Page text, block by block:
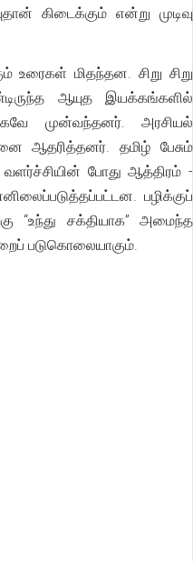
கிடைக்கும் என்று முடிவு
உரைகள் மிதந்தன. சிறு சிறு
ஆயுத இயக்கங்களில்
முன்வந்தனர். அரசியல்
ஆதரித்தனர். தமிழ் பேசும்
போது ஆத்திரம் -
பழிக்குப்
“உந்து சக்தியாக” அமைந்த
படுகொலையாகும்.